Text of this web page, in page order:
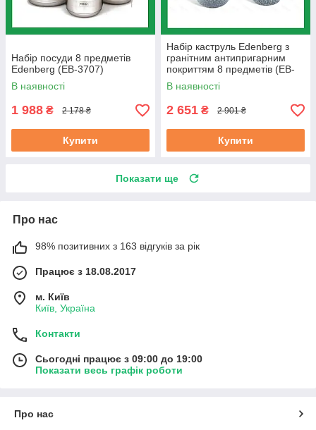
Набір посуди 8 предметів
Edenberg (EB-3707)
В наявності
1 988 ₴ 2 178 ₴
Купити
Набір каструль Edenberg з
гранітним антипригарним
покриттям 8 предметів (EB-
8035)
В наявності
2 651 ₴ 2 901 ₴
Купити
Показати ще
Про нас
98% позитивних з 163 відгуків за рік
Працює з 18.08.2017
м. Київ
Київ, Україна
Контакти
Сьогодні працює з 09:00 до 19:00
Показати весь графік роботи
Про нас